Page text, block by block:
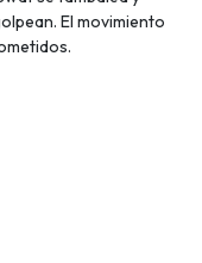
El movimiento